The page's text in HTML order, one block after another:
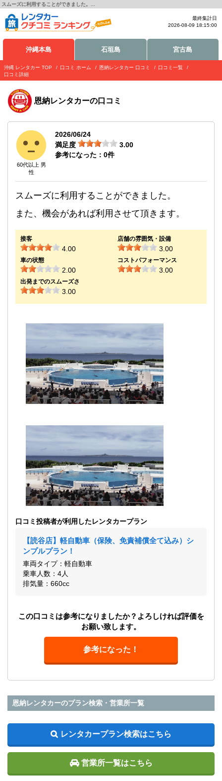
スムーズに利用することができました。...
最終集計日
2026-08-09 18:15:00
沖縄本島 石垣島 宮古島
沖縄 レンタカー TOP 口コミ ホーム 恩納レンタカー 口コミ
口コミ一覧
口コミ詳細
恩納レンタカーの口コミ
60代以上 男
性
2026/06/24
満足度
3.00
参考になった： 0件
スムーズに利用することができました。
また、機会があれば利用させて頂きます。
接客
4.00
店舗の雰囲気・設備
3.00
車の状態
2.00
コストパフォーマンス
3.00
出発までのスムーズさ
3.00
口コミ投稿者が利用したレンタカープラン
【読谷店】軽自動車（保険、免責補償全て込み）シ
ンプルプラン！
車両タイプ：軽自動車
乗車人数：4人
排気量：660cc
この口コミは参考になりましたか？よろしければ評価を
お願い致します。
参考になった！
恩納レンタカーのプラン検索・営業所一覧
レンタカープラン検索はこちら
営業所一覧はこちら